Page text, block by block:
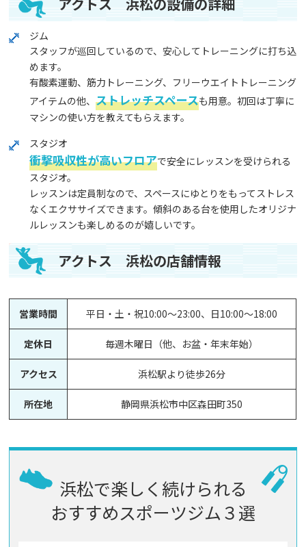
ジム
スタッフが巡回しているので、安心してトレーニングに打ち込
めます。
有酸素運動、筋力トレーニング、フリーウエイトトレーニング
アイテムの他、ストレッチスペースも用意。初回は丁寧に
マシンの使い方を教えてもらえます。
スタジオ
衝撃吸収性が高いフロアで安全にレッスンを受けられる
スタジオ。
レッスンは定員制なので、スペースにゆとりをもってストレス
なくエクササイズできます。傾斜のある台を使用したオリジナ
ルレッスンも楽しめるのが嬉しいです。
アクトス 浜松の店舗情報
営業時間 平日・土・祝10:00～23:00、日10:00～18:00
定休日 毎週木曜日（他、お盆・年末年始）
アクセス 浜松駅より徒歩26分
所在地 静岡県浜松市中区森田町350
浜松で楽しく続けられる
おすすめスポーツジム３選